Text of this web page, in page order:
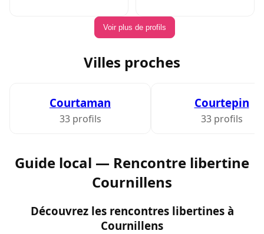
Voir plus de profils
Villes proches
Courtaman
33 profils
Courtepin
33 profils
Guide local — Rencontre libertine
Cournillens
Découvrez les rencontres libertines à
Cournillens